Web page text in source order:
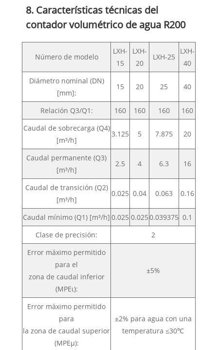
8. Características técnicas del
contador volumétrico de agua R200
Número de modelo
LXH-
15
LXH-
20
LXH-25
LXH-
40
Diámetro nominal (DN)
[mm]:
15 20 25 40
Relación Q3/Q1: 160 160 160
160
Caudal de sobrecarga (Q4)
[m³/h]
3.125 5 7.875 20
Caudal permanente (Q3)
[m³/h]
2.5 4 6.3 16
Caudal de transición (Q2)
[m³/h]
0.025 0.04 0.063 0.16
Caudal mínimo (Q1) [m³/h] 0.025 0.0250.039375 0.1
Clase de precisión:
2
Error máximo permitido
para el
zona de caudal inferior
(MPEι):
±5%
Error máximo permitido
para
la zona de caudal superior
(MPEμ):
±2% para agua con una
temperatura ≤30℃